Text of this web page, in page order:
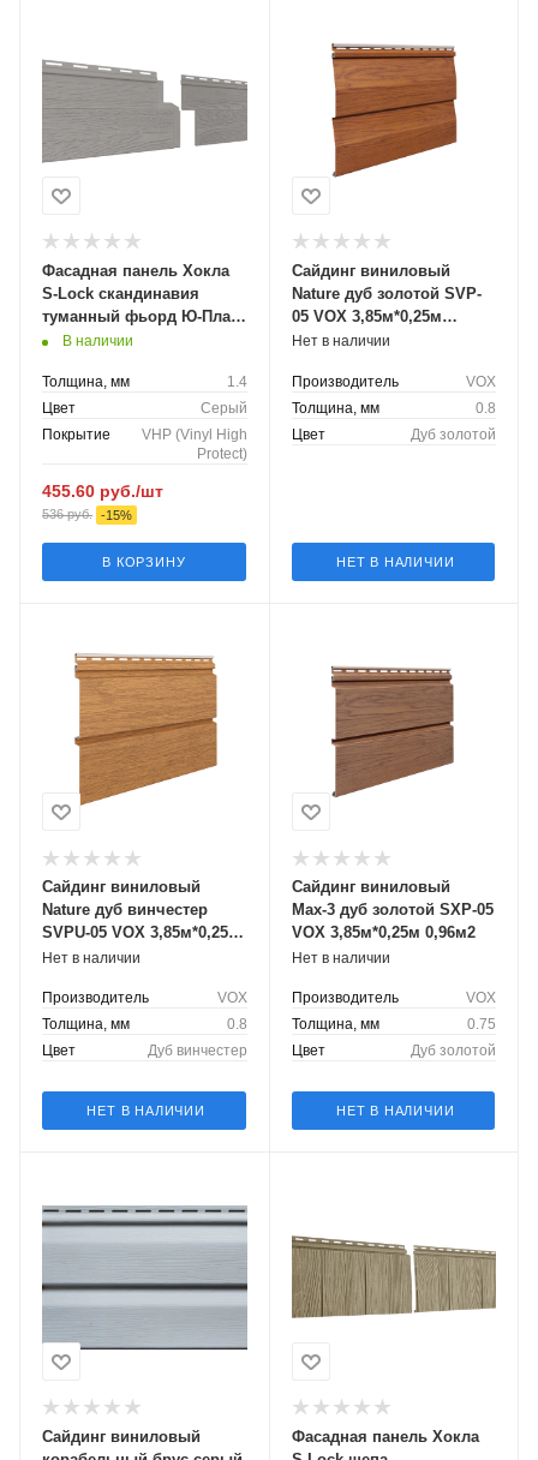
Фасадная панель Хокла
S-Lock скандинавия
туманный фьорд Ю-Пласт
1950мм*197мм, 0,384 м2
В наличии
Толщина, мм
1.4
Цвет
Серый
Покрытие
VHP (Vinyl High
Protect)
455.60 руб./шт
536руб. -15%
В КОРЗИНУ
Сайдинг виниловый
Nature дуб золотой SVP-
05 VОХ 3,85м*0,25м
0,96м2
Нет в наличии
Производитель
VOX
Толщина, мм
0.8
Цвет
Дуб золотой
НЕТ В НАЛИЧИИ
Сайдинг виниловый
Nature дуб винчестер
SVPU-05 VОХ 3,85м*0,25м
0,96м2
Нет в наличии
Производитель
VOX
Толщина, мм
0.8
Цвет
Дуб винчестер
НЕТ В НАЛИЧИИ
Сайдинг виниловый
Мах-3 дуб золотой SXP-05
VOX 3,85м*0,25м 0,96м2
Нет в наличии
Производитель
VOX
Толщина, мм
0.75
Цвет
Дуб золотой
НЕТ В НАЛИЧИИ
Сайдинг виниловый
Фасадная панель Хокла